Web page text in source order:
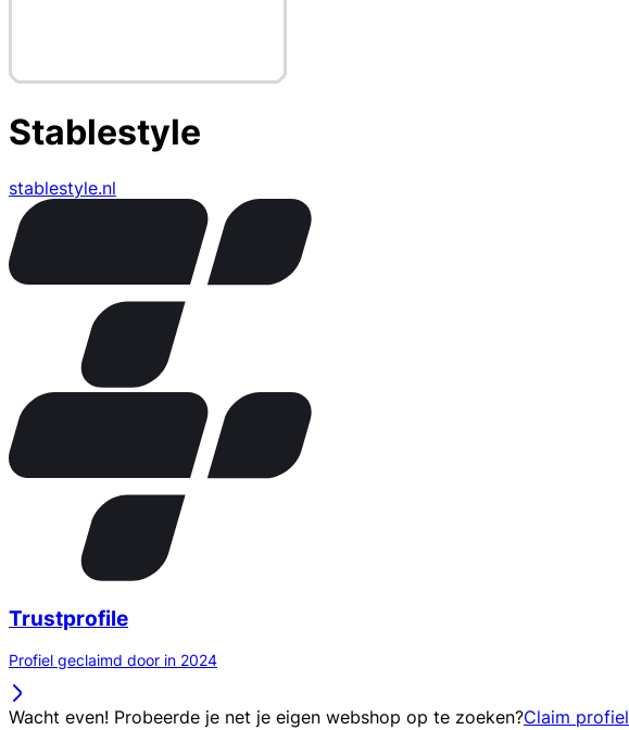
Stablestyle
stablestyle.nl
Trustprofile
Profiel geclaimd door in 2024
Wacht even! Probeerde je net je eigen webshop op te zoeken?Claim profiel